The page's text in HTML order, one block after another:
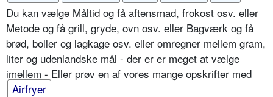
Du kan vælge Måltid og få aftensmad, frokost osv. eller
Metode og få grill, gryde, ovn osv. eller Bagværk og få
brød, boller og lagkage osv. eller omregner mellem gram,
liter og udenlandske mål - der er er meget at vælge
imellem - Eller prøv en af vores mange opskrifter med
Airfryer